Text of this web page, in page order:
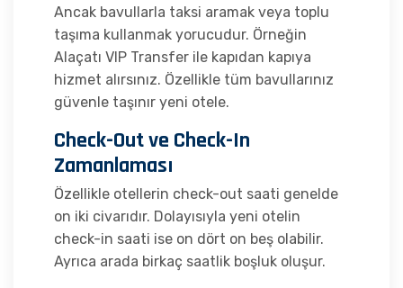
Ancak bavullarla taksi aramak veya toplu
taşıma kullanmak yorucudur. Örneğin
Alaçatı VIP Transfer ile kapıdan kapıya
hizmet alırsınız. Özellikle tüm bavullarınız
güvenle taşınır yeni otele.
Check-Out ve Check-In
Zamanlaması
Özellikle otellerin check-out saati genelde
on iki civarıdır. Dolayısıyla yeni otelin
check-in saati ise on dört on beş olabilir.
Ayrıca arada birkaç saatlik boşluk oluşur.